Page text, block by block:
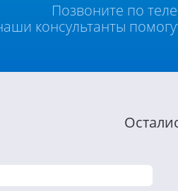
Позвоните по
консультанты